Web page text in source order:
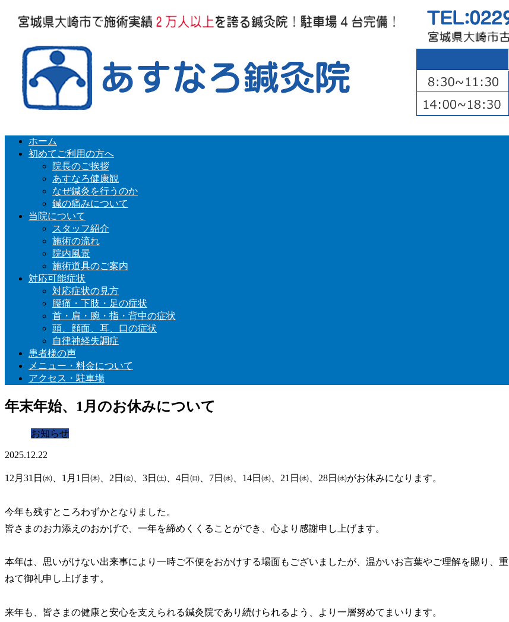
ホーム
初めてご利用の方へ
院長のご挨拶
あすなろ健康観
なぜ鍼灸を行うのか
鍼の痛みについて
当院について
スタッフ紹介
施術の流れ
院内風景
施術道具のご案内
対応可能症状
対応症状の見方
腰痛・下肢・足の症状
首・肩・腕・指・背中の症状
頭、顔面、耳、口の症状
自律神経失調症
患者様の声
メニュー・料金について
アクセス・駐車場
年末年始、1月のお休みについて
お知らせ
2025.12.22
12月31日㈬、1月1日㈭、2日㈮、3日㈯、4日㈰、7日㈬、14日㈬、21日㈬、28日㈬がお休みになります。
今年も残すところわずかとなりました。
皆さまのお力添えのおかげで、一年を締めくくることができ、心より感謝申し上げます。
本年は、思いがけない出来事により一時ご不便をおかけする場面もございましたが、温かいお言葉やご理解を賜り、重
ねて御礼申し上げます。
来年も、皆さまの健康と安心を支えられる鍼灸院であり続けられるよう、より一層努めてまいります。